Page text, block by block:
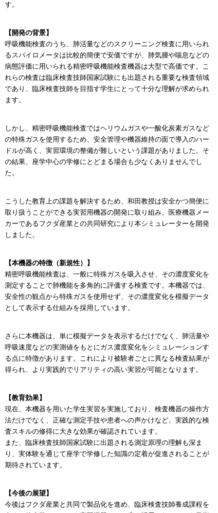
す。
【開発の背景】
呼吸機能検査のうち、肺活量などのスクリーニング検査に用いられ
るスパイロメータは比較的簡便で安価ですが、肺気腫や喘息などの
病態評価に用いられる精密呼吸機能検査機器は大型で高価です。こ
れらの検査は臨床検査技師国家試験にも出題される重要な検査領域
であり、臨床検査技師を目指す学生にとって十分な理解が求められ
ます。
しかし、精密呼吸機能検査ではヘリウムガスや一酸化炭素ガスなど
の特殊ガスを使用するため、安全管理や機器維持の面で導入のハー
ドルが高く、実習環境の整備が難しいという課題がありました。そ
の結果、座学中心の学修にとどまる場合も少なくありませんでし
た。
こうした教育上の課題を解決するため、和田教授は安全かつ簡便に
取り扱うことができる実習用機器の開発に取り組み、医療機器メー
カーであるフクダ産業との共同研究により本シミュレーターを開発
しました。
【本機器の特徴（新規性）】
精密呼吸機能検査は、一般に特殊ガスを吸入させ、その濃度変化を
測定することで肺機能を多角的に評価する検査です。本機器では、
安全性の観点から特殊ガスを使用せず、その濃度変化を模擬データ
として表示する仕組みを採用しています。
さらに本機器は、単に模擬データを表示するだけでなく、肺活量や
呼吸速度などの実測値をもとにガス濃度変化をシミュレーションす
る点に特徴があります。これにより被験者ごとに異なる検査結果が
得られ、より実践的でリアリティの高い実習が可能となります。
【教育効果】
現在、本機器を用いた学生実習を実施しており、検査機器の操作方
法だけでなく、正確な測定手技や患者への声かけなど、実践的な検
査スキルの修得に大きな効果が確認されています。
また、臨床検査技師国家試験に出題される測定原理の理解も深ま
り、実体験を通じて座学で学修した知識の定着が促進されることが
期待されています。
【今後の展望】
今後はフクダ産業と共同で製品化を進め、臨床検査技師養成課程を